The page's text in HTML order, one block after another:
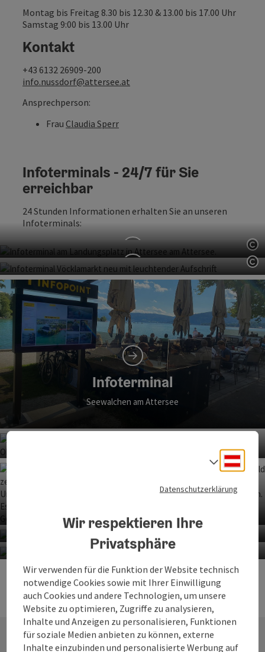
Montag bis Freitag 8.30 bis 12.30 & 13.00 bis 17.00 Uhr
Samstag 9:00 bis 13.00 Uhr
Kontakt
+43 6132 26909-200
info.nussdorf@attersee.at
Ansprechperson:
Frau Claudia Sperr
Infoterminals - 24/7 für Sie
erreichbar
24 Stunden Informationen erhalten Sie an unseren
Infoterminals:
Infoterminal
Attersee am Attersee
Infoterminal
Vöcklamarkt
Infoterminal
Seewalchen am Attersee
Schörfling am Attersee
Infoterminal
Unterach am Attersee
Infoterminal
Weyregg am Attersee
Infoterminal
St. Georgen im Attergau
Datenschutzerklärung
Wir respektieren Ihre
Privatsphäre
Wir verwenden für die Funktion der Website technisch
notwendige Cookies sowie mit Ihrer Einwilligung
auch Cookies und andere Technologien, um unsere
Website zu optimieren, Zugriffe zu analysieren,
Inhalte und Anzeigen zu personalisieren, Funktionen
für soziale Medien anbieten zu können, externe
Inhalte einzubinden und personalisierte Werbung auf